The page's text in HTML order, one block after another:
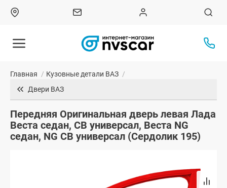
Главная / Кузовные детали ВАЗ /
Двери ВАЗ
Передняя Оригинальная дверь левая Лада
Веста седан, СВ универсал, Веста NG
седан, NG СВ универсал (Сердолик 195)